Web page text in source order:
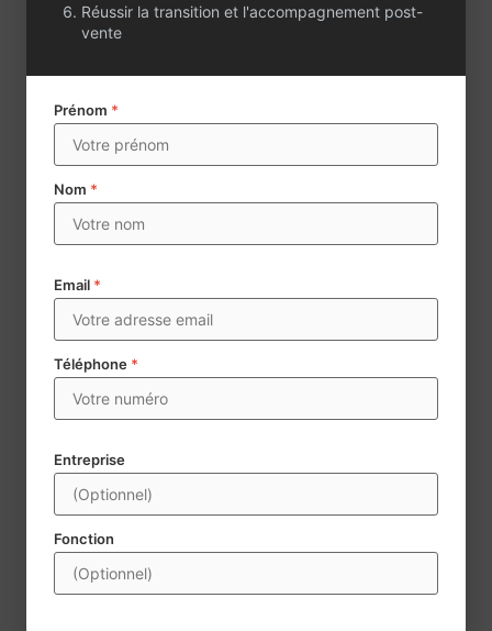
Envoyer
Century 21 collecte des données à caractère personnel aux
fins d’assurer la mise en vente et la négoce d’agences
immobilières. Les données mentionnées d’un * sont
obligatoires. Conformément à la règlementation, vous disposez
d’un droit d’accès, de rectification, de portabilité,
d’effacement, de limitation du traitement et d’opposition au
traitement. Ces droits peuvent être exercés à l’adresse
transmission@century21france.com. Pour plus d’information
Réussir la transition et l'accompagnement post-
vente
Prénom *
Nom *
Email *
Téléphone *
Entreprise
Fonction